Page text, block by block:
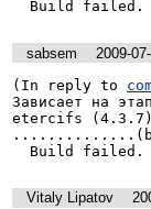
sabsem
2009-
(In reply to
Зависает на
etercifs
Vitaly Lipatov